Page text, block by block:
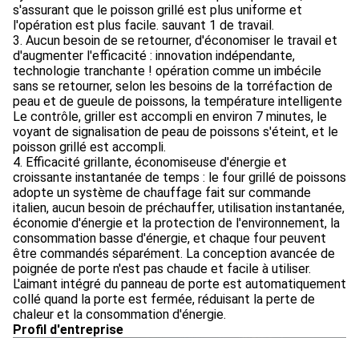
s'assurant que le poisson grillé est plus uniforme et
l'opération est plus facile. sauvant 1 de travail.
3. Aucun besoin de se retourner, d'économiser le travail et
d'augmenter l'efficacité : innovation indépendante,
technologie tranchante ! opération comme un imbécile
sans se retourner, selon les besoins de la torréfaction de
peau et de gueule de poissons, la température intelligente
Le contrôle, griller est accompli en environ 7 minutes, le
voyant de signalisation de peau de poissons s'éteint, et le
poisson grillé est accompli.
4. Efficacité grillante, économiseuse d'énergie et
croissante instantanée de temps : le four grillé de poissons
adopte un système de chauffage fait sur commande
italien, aucun besoin de préchauffer, utilisation instantanée,
économie d'énergie et la protection de l'environnement, la
consommation basse d'énergie, et chaque four peuvent
être commandés séparément. La conception avancée de
poignée de porte n'est pas chaude et facile à utiliser.
L'aimant intégré du panneau de porte est automatiquement
collé quand la porte est fermée, réduisant la perte de
chaleur et la consommation d'énergie.
Profil d'entreprise